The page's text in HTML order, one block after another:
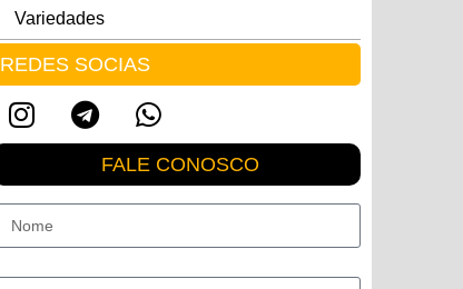
Variedades
REDES SOCIAS
FALE CONOSCO